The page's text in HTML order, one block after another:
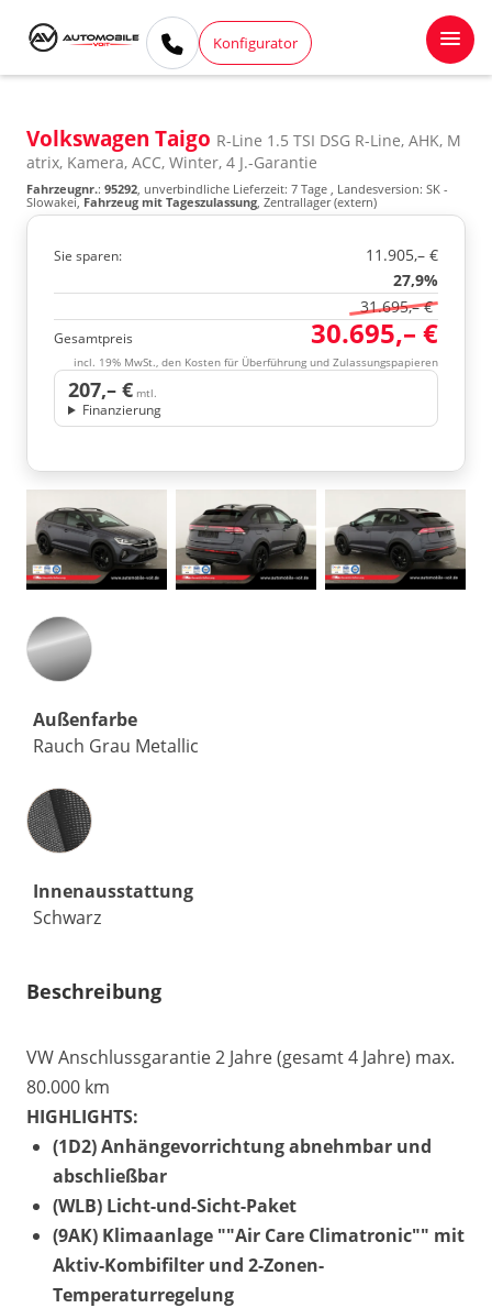
Konfigurator
Volkswagen Taigo R-Line 1.5 TSI DSG R-Line, AHK, M
atrix, Kamera, ACC, Winter, 4 J.-Garantie
Fahrzeugnr.: 95292, unverbindliche Lieferzeit: 7 Tage , Landesversion: SK -
Slowakei, Fahrzeug mit Tageszulassung, Zentrallager (extern)
Sie sparen:
11.905,– €
27,9%
31.695,– €
Gesamtpreis 30.695,– €
incl. 19% MwSt., den Kosten für Überführung und Zulassungspapieren
207,– € mtl.
Finanzierung
Außenfarbe
Rauch Grau Metallic
Innenausstattung
Innenausstattung
Schwarz
Beschreibung
VW Anschlussgarantie 2 Jahre (gesamt 4 Jahre) max.
80.000 km
HIGHLIGHTS:
(1D2) Anhängevorrichtung abnehmbar und
abschließbar
(WLB) Licht-und-Sicht-Paket
(9AK) Klimaanlage ""Air Care Climatronic"" mit
Aktiv-Kombifilter und 2-Zonen-
Temperaturregelung